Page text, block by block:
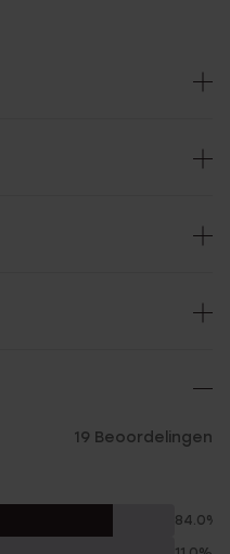
19 Beoordelingen
84.0%